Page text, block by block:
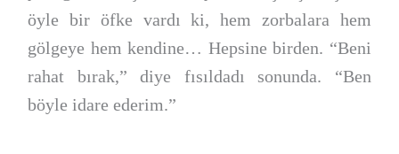
öyle bir öfke vardı ki, hem zorbalara hem
gölgeye hem kendine… Hepsine birden. “Beni
rahat bırak,” diye fısıldadı sonunda. “Ben
böyle idare ederim.”